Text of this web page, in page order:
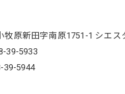
牧原新田字南原1751-1 シエス
39-5933
39-5944